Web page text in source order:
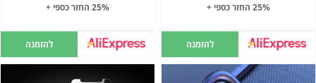
25% החזר כספי +
להזמנה
25% החזר כספי +
להזמנה